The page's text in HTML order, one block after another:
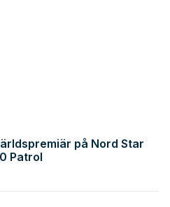
på Nord Star
Patrol